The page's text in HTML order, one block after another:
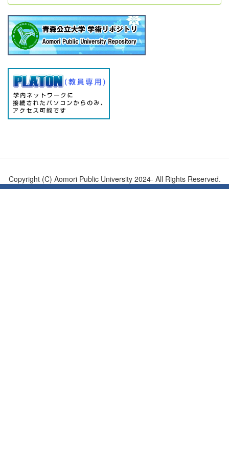
Copyright (C) Aomori Public University 2024- All Rights Reserved.